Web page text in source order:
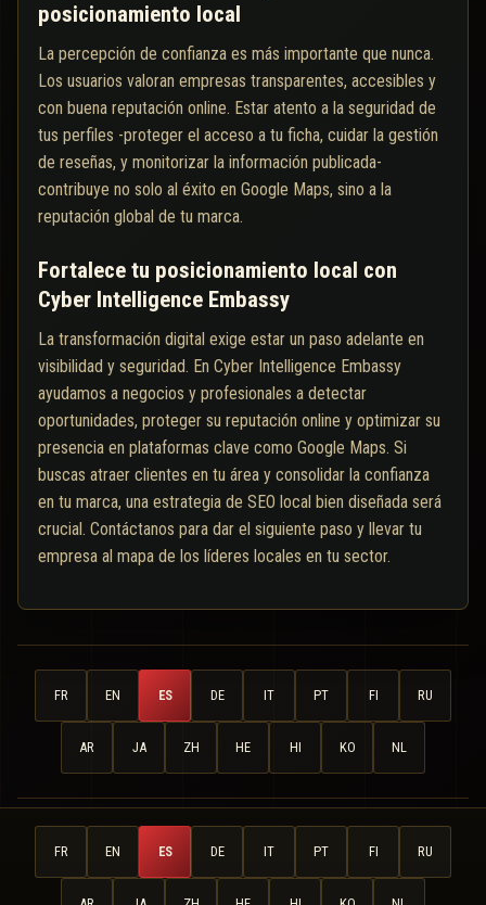
posicionamiento local
La percepción de confianza es más importante que nunca.
Los usuarios valoran empresas transparentes, accesibles y
con buena reputación online. Estar atento a la seguridad de
tus perfiles -proteger el acceso a tu ficha, cuidar la gestión
de reseñas, y monitorizar la información publicada-
contribuye no solo al éxito en Google Maps, sino a la
reputación global de tu marca.
Fortalece tu posicionamiento local con
Cyber Intelligence Embassy
La transformación digital exige estar un paso adelante en
visibilidad y seguridad. En Cyber Intelligence Embassy
ayudamos a negocios y profesionales a detectar
oportunidades, proteger su reputación online y optimizar su
presencia en plataformas clave como Google Maps. Si
buscas atraer clientes en tu área y consolidar la confianza
en tu marca, una estrategia de SEO local bien diseñada será
crucial. Contáctanos para dar el siguiente paso y llevar tu
empresa al mapa de los líderes locales en tu sector.
FR EN ES DE IT PT FI RU
AR JA ZH HE HI KO NL
FR EN ES DE IT PT FI RU